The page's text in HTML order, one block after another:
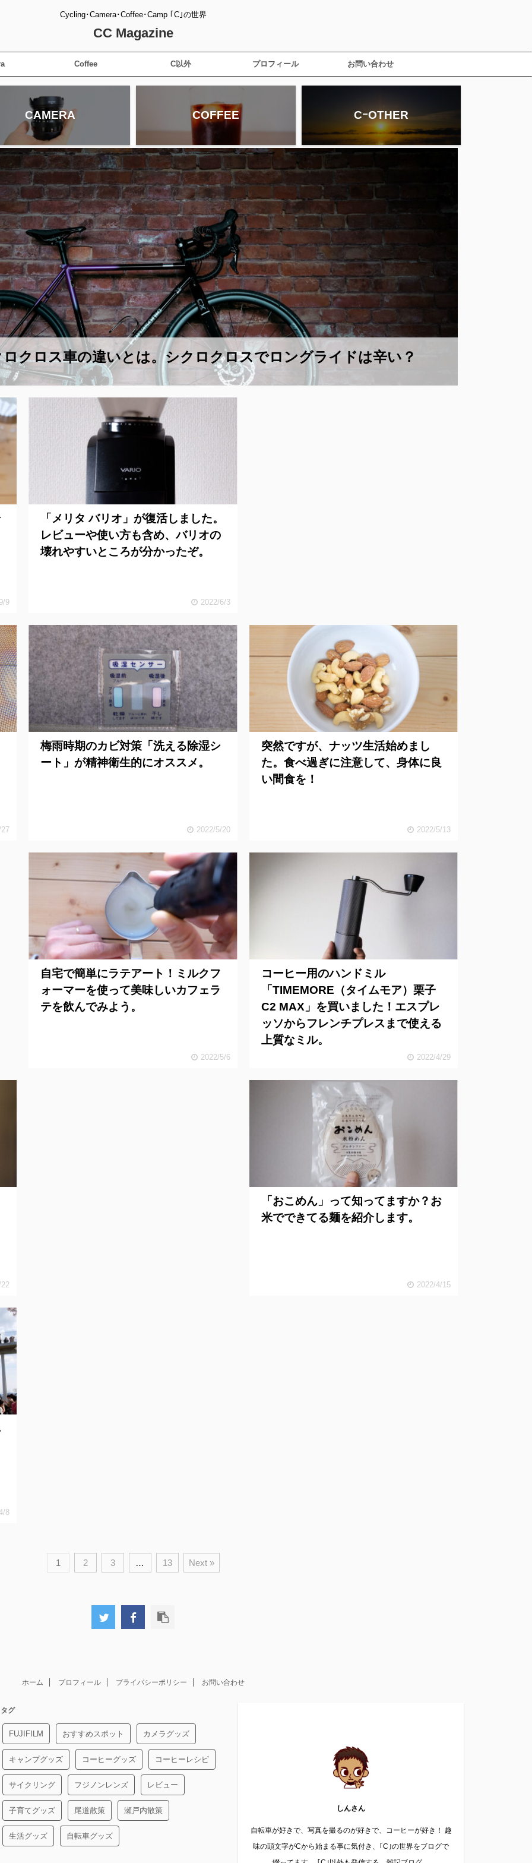
Cycling･Camera･Coffee･Camp ｢C｣の世界
CC Magazine
Coffee C以外 プロフィール お問い合わせ
CAMERA COFFEE CｰOTHER
クロス車の違いとは。シクロクロスでロングライドは辛い？
9
「メリタ バリオ」が復活しました。
レビューや使い方も含め、バリオの
壊れやすいところが分かったぞ。
2022/6/3
梅雨時期のカビ対策「洗える除湿シ
ート」が精神衛生的にオススメ。
2022/5/20
突然ですが、ナッツ生活始めまし
た。食べ過ぎに注意して、身体に良
い間食を！
2022/5/13
自宅で簡単にラテアート！ミルクフ
ォーマーを使って美味しいカフェラ
テを飲んでみよう。
2022/5/6
コーヒー用のハンドミル
「TIMEMORE（タイムモア）栗子
C2 MAX」を買いました！エスプレ
ッソからフレンチプレスまで使える
上質なミル。
2022/4/29
「おこめん」って知ってますか？お
米でできてる麺を紹介します。
2022/4/15
8
1 2 3 … 13 Next »
ホーム プロフィール プライバシーポリシー お問い合わせ
タグ
FUJIFILM おすすめスポット カメラグッズ
キャンプグッズ コーヒーグッズ コーヒーレシピ
サイクリング フジノンレンズ レビュー
子育てグッズ 尾道散策 瀬戸内散策
生活グッズ 自転車グッズ
しんさん
自転車が好きで、写真を撮るのが好きで、コーヒーが好き！ 趣
味の頭文字がCから始まる事に気付き、｢C｣の世界をブログで